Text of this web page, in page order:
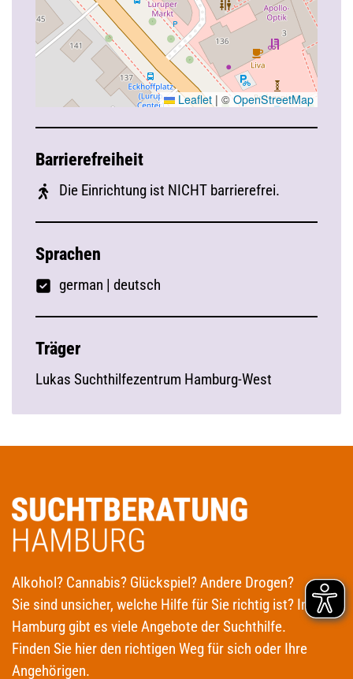
Leaflet | ©OpenStreetMap
Barrierefreiheit
Die Einrichtung ist NICHT barrierefrei.
Sprachen
german | deutsch
Träger
Lukas Suchthilfezentrum Hamburg-West
Alkohol? Cannabis? Glückspiel? Andere Drogen?
Sie sind unsicher, welche Hilfe für Sie richtig ist? In
Hamburg gibt es viele Angebote der Suchthilfe.
Finden Sie hier den richtigen Weg für sich oder Ihre
Angehörigen.